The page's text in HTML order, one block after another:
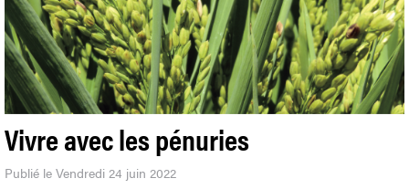
Vivre avec les pénuries
Publié le Vendredi 24 juin 2022